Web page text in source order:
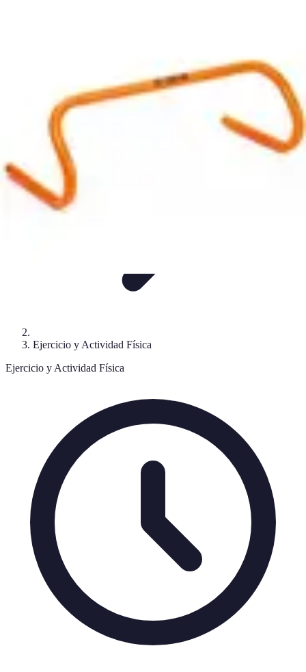
Ejercicio y Actividad Física
Ejercicio y Actividad Física